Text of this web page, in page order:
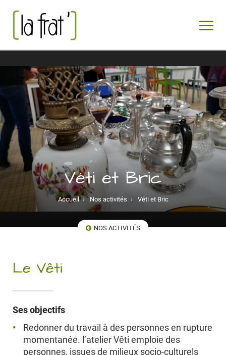
Véti et Bric
Accueil › Nos activités › Véti et Bric
NOS ACTIVITÉS
Le Vêti
Ses objectifs
Redonner du travail à des personnes en rupture
momentanée. l’atelier Vêti emploie des
personnes, issues de milieux socio-culturels